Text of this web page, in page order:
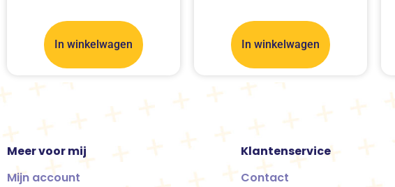
In winkelwagen In winkelwagen
Meer voor mij
Mijn account
Klantenservice
Contact